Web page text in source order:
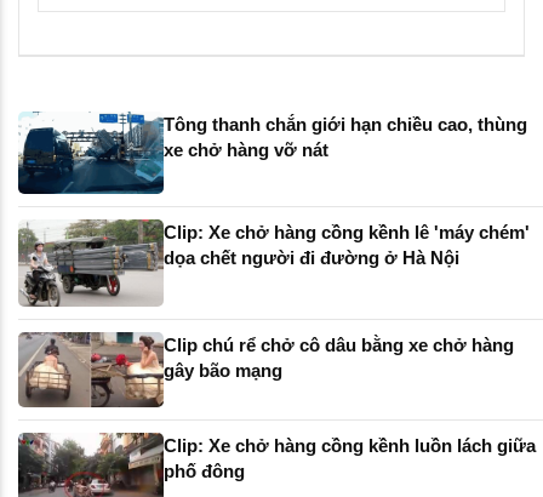
Tông thanh chắn giới hạn chiều cao, thùng
xe chở hàng vỡ nát
Clip: Xe chở hàng cồng kềnh lê 'máy chém'
dọa chết người đi đường ở Hà Nội
Clip chú rể chở cô dâu bằng xe chở hàng
gây bão mạng
Clip: Xe chở hàng cồng kềnh luồn lách giữa
phố đông